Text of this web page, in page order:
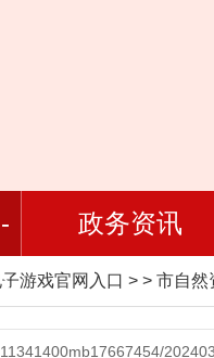
政务资讯
游戏官网入口 > > 市自然
11341400mb17667454/